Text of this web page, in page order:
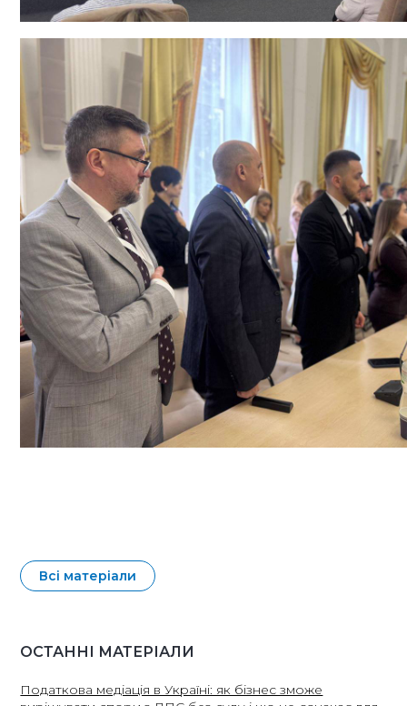
Всі матеріали
ОСТАННІ МАТЕРІАЛИ
Податкова медіація в Україні: як бізнес зможе